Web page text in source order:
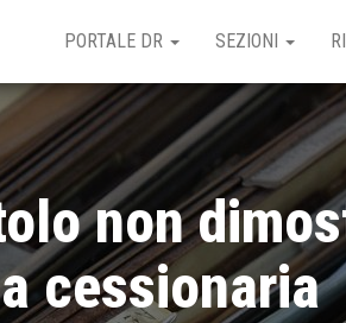
PORTALE DR SEZIONI
non
cessionaria